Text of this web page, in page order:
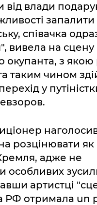
влади
запалити
співачка
вивела на сцену
окупанта, з
таким чином
у
розцінювати як
адже не
особливих
артистці
РФ отримала un